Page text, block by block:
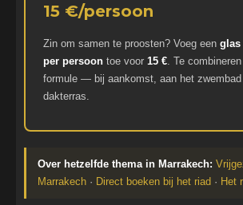
15 €/persoon
Zin om samen te proosten? Voeg een glas
per persoon toe voor 15 €. Te
formule — bij aankomst, aan het
dakterras.
Over hetzelfde thema in Marrakech:
Marrakech · Direct boeken bij het riad · Het